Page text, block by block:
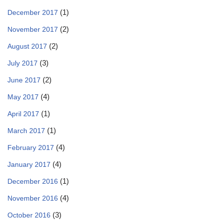
December 2017 (1)
November 2017 (2)
August 2017 (2)
July 2017 (3)
June 2017 (2)
May 2017 (4)
April 2017 (1)
March 2017 (1)
February 2017 (4)
January 2017 (4)
December 2016 (1)
November 2016 (4)
October 2016 (3)